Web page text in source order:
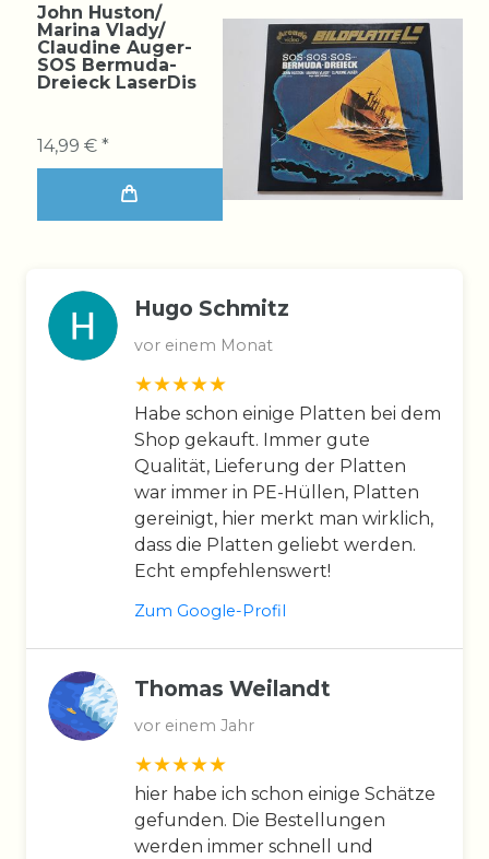
John Huston/
Marina Vlady/
Claudine Auger-
SOS Bermuda-
Dreieck LaserDis
14,99 € *
Hugo Schmitz
vor einem Monat
Habe schon einige Platten bei dem
Shop gekauft. Immer gute
Qualität, Lieferung der Platten
war immer in PE-Hüllen, Platten
gereinigt, hier merkt man wirklich,
dass die Platten geliebt werden.
Echt empfehlenswert!
Zum Google-Profil
Thomas Weilandt
vor einem Jahr
hier habe ich schon einige Schätze
gefunden. Die Bestellungen
werden immer schnell und